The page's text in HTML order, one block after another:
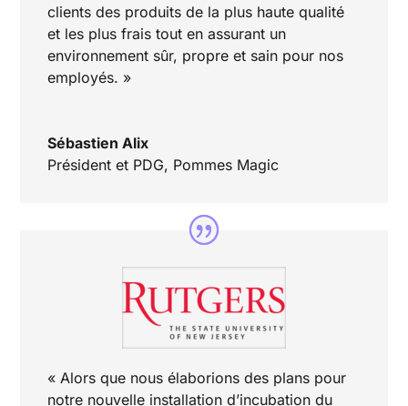
clients des produits de la plus haute qualité
et les plus frais tout en assurant un
environnement sûr, propre et sain pour nos
employés. »
Sébastien Alix
Président et PDG, Pommes Magic
« Alors que nous élaborions des plans pour
notre nouvelle installation d’incubation du